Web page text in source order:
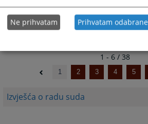
Izvješća o radu suda
1 - 6 / 38
1 2 3 4 5
Ne prihvatam Prihvatam odabrane